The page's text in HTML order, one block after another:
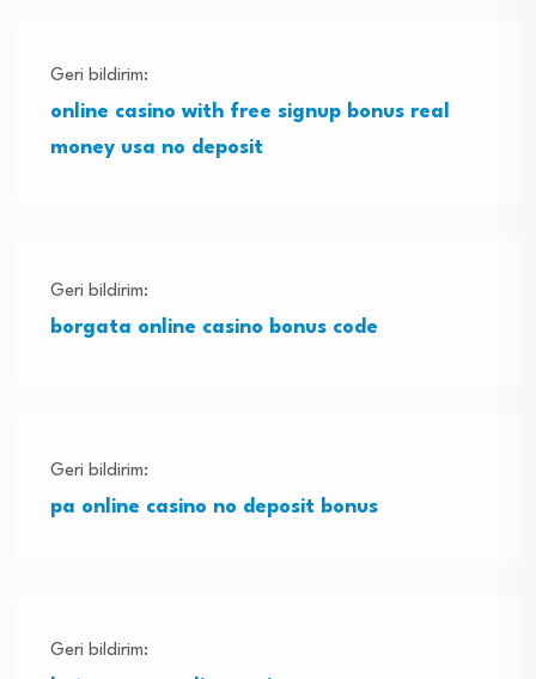
Geri bildirim:
online casino with free signup bonus real
money usa no deposit
Geri bildirim:
borgata online casino bonus code
Geri bildirim:
pa online casino no deposit bonus
Geri bildirim: